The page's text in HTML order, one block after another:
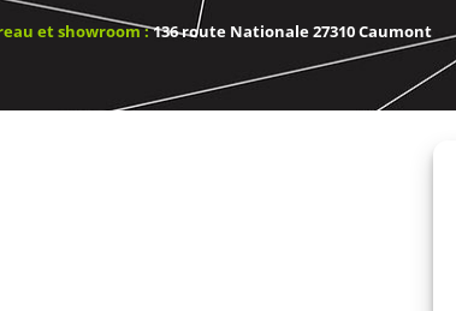
et showroom :136 route Nationale 27310 Caumont